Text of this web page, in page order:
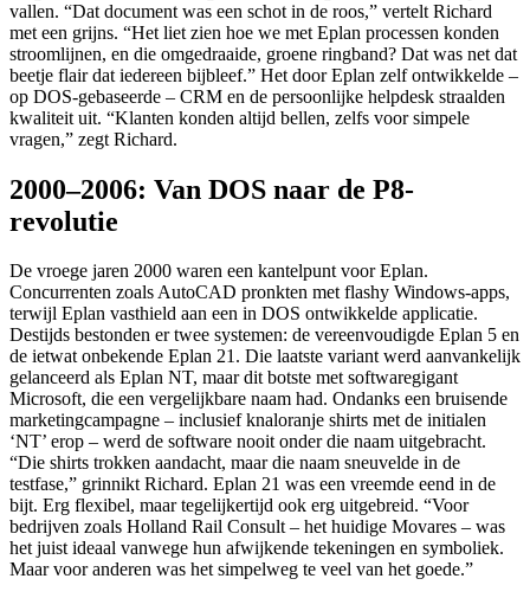
vallen. “Dat document was een schot in de roos,” vertelt Richard
met een grijns. “Het liet zien hoe we met Eplan processen konden
stroomlijnen, en die omgedraaide, groene ringband? Dat was net dat
beetje flair dat iedereen bijbleef.” Het door Eplan zelf ontwikkelde –
op DOS-gebaseerde – CRM en de persoonlijke helpdesk straalden
kwaliteit uit. “Klanten konden altijd bellen, zelfs voor simpele
vragen,” zegt Richard.
2000–2006: Van DOS naar de P8-
revolutie
De vroege jaren 2000 waren een kantelpunt voor Eplan.
Concurrenten zoals AutoCAD pronkten met flashy Windows-apps,
terwijl Eplan vasthield aan een in DOS ontwikkelde applicatie.
Destijds bestonden er twee systemen: de vereenvoudigde Eplan 5 en
de ietwat onbekende Eplan 21. Die laatste variant werd aanvankelijk
gelanceerd als Eplan NT, maar dit botste met softwaregigant
Microsoft, die een vergelijkbare naam had. Ondanks een bruisende
marketingcampagne – inclusief knaloranje shirts met de initialen
‘NT’ erop – werd de software nooit onder die naam uitgebracht.
“Die shirts trokken aandacht, maar die naam sneuvelde in de
testfase,” grinnikt Richard. Eplan 21 was een vreemde eend in de
bijt. Erg flexibel, maar tegelijkertijd ook erg uitgebreid. “Voor
bedrijven zoals Holland Rail Consult – het huidige Movares – was
het juist ideaal vanwege hun afwijkende tekeningen en symboliek.
Maar voor anderen was het simpelweg te veel van het goede.”